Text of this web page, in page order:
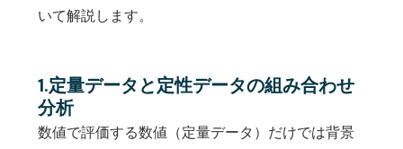
いて解説します。
1.定量データと定性データの組み合わせ
分析
数値で評価する数値（定量データ）だけでは背景